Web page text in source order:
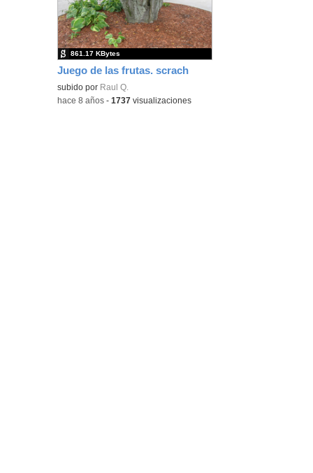
Juego de las frutas. scrach
subido por Raul Q.
861.17 KBytes
-hace 8 años -1737 visualizaciones